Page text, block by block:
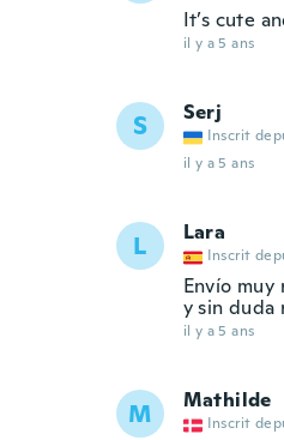
It’s cute
il y a 5 ans
S Serj
Inscrit
il y a 5 ans
L Lara
Inscrit
Envío muy
y sin duda
il y a 5 ans
M Mathilde
Inscrit